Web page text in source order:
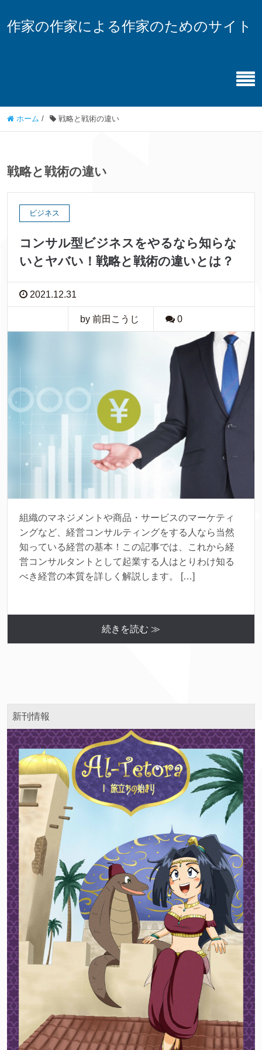
作家の作家による作家のためのサイト
ホーム / 戦略と戦術の違い
戦略と戦術の違い
ビジネス
コンサル型ビジネスをやるなら知らな
いとヤバい！戦略と戦術の違いとは？
2021.12.31
by 前田こうじ 0
組織のマネジメントや商品・サービスのマーケティ
ングなど、経営コンサルティングをする人なら当然
知っている経営の基本！この記事では、これから経
営コンサルタントとして起業する人はとりわけ知る
べき経営の本質を詳しく解説します。 […]
続きを読む ≫
新刊情報